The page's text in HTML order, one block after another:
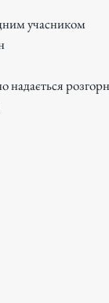
учасником
надається